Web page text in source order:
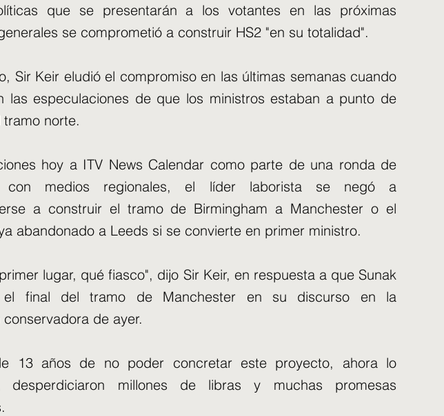
que se presentarán a los votantes en las próximas
se comprometió a construir HS2 "en su totalidad".
Sir Keir eludió el compromiso en las últimas semanas cuando
las especulaciones de que los ministros estaban a punto de
norte.
hoy a ITV News Calendar como parte de una ronda de
con medios regionales, el líder laborista se negó a
a construir el tramo de Birmingham a Manchester o el
abandonado a Leeds si se convierte en primer ministro.
lugar, qué fiasco", dijo Sir Keir, en respuesta a que Sunak
el final del tramo de Manchester en su discurso en la
de ayer.
13 años de no poder concretar este proyecto, ahora lo
desperdiciaron millones de libras y muchas promesas